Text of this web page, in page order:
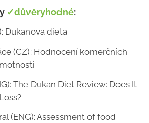
✓důvěryhodné:
Dukanova dieta
(CZ): Hodnocení komerčních
The Dukan Diet Review: Does It
(ENG): Assessment of food